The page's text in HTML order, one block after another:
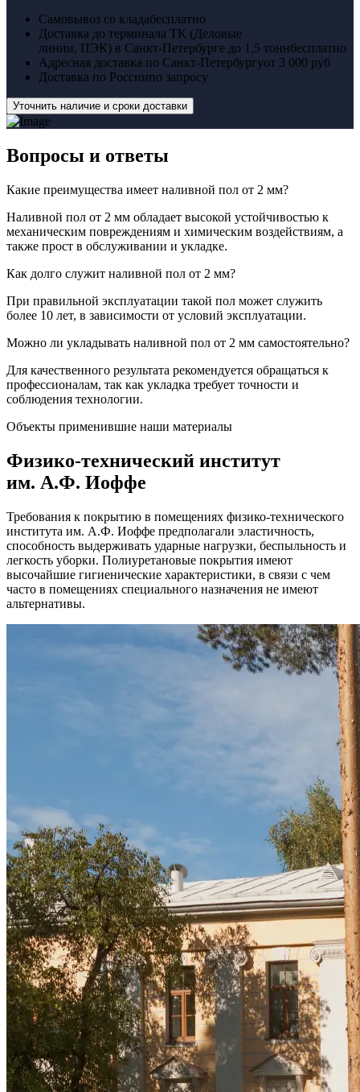
Самовывоз со кладабесплатно
Доставка до терминала ТК (Деловые
линии, ПЭК) в Санкт-Петербурге до 1,5 тоннбесплатно
Адресная доставка по Санкт-Петербургуот 3 000 руб
Доставка по Россиипо запросу
Уточнить наличие и сроки доставки
Вопросы и ответы
Какие преимущества имеет наливной пол от 2 мм?
Наливной пол от 2 мм обладает высокой устойчивостью к
механическим повреждениям и химическим воздействиям, а
также прост в обслуживании и укладке.
Как долго служит наливной пол от 2 мм?
При правильной эксплуатации такой пол может служить
более 10 лет, в зависимости от условий эксплуатации.
Можно ли укладывать наливной пол от 2 мм самостоятельно?
Для качественного результата рекомендуется обращаться к
профессионалам, так как укладка требует точности и
соблюдения технологии.
Объекты применившие наши материалы
Физико-технический институт
им. А.Ф. Иоффе
Требования к покрытию в помещениях физико-технического
института им. А.Ф. Иоффе предполагали эластичность,
способность выдерживать ударные нагрузки, беспыльность и
легкость уборки. Полиуретановые покрытия имеют
высочайшие гигиенические характеристики, в связи с чем
часто в помещениях специального назначения не имеют
альтернативы.